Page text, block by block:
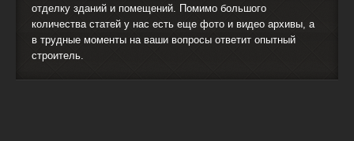
отделку зданий и помещений. Помимо большого
количества статей у нас есть еще фото и видео архивы, а
в трудные моменты на ваши вопросы ответит опытный
строитель.